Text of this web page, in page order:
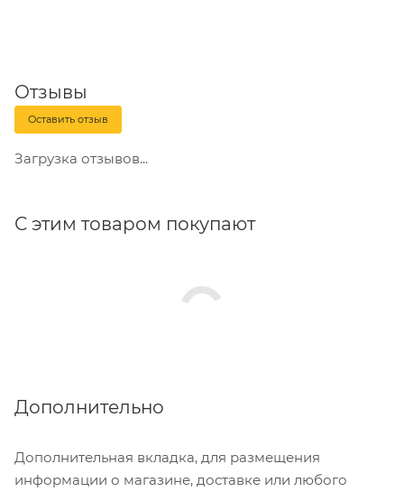
Отзывы
Оставить отзыв
Загрузка отзывов...
С этим товаром покупают
Дополнительно
Дополнительная вкладка, для размещения
информации о магазине, доставке или любого